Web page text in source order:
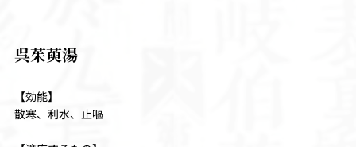
呉茱萸湯
【効能】
散寒、利水、止嘔